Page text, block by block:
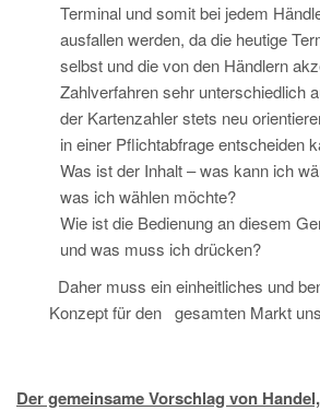
Terminal und somit bei jedem
ausfallen werden, da die heutige
selbst und die von den Händlern
Zahlverfahren sehr unterschiedlich
der Kartenzahler stets neu
in einer Pflichtabfrage entscheiden
Was ist der Inhalt – was kann ich
was ich wählen möchte?
Wie ist die Bedienung an diesem
und was muss ich drücken?
Daher muss ein einheitliches und
Konzept für den gesamten Markt
Der gemeinsame Vorschlag von